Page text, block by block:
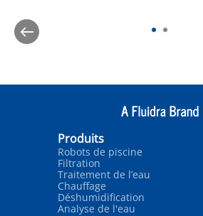
Produits
Robots de piscine
Filtration
Traitement de l’eau
Chauffage
Déshumidification
Analyse de l'eau